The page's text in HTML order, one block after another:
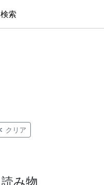
検索
クリア
読み物